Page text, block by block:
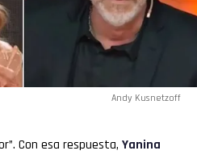
Andy Kusnetzoff
Con esa respuesta, Yanina